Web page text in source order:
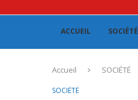
ACCUEIL SOCIÉTÉ
Accueil SOCIÉTÉ
SOCIÉTÉ